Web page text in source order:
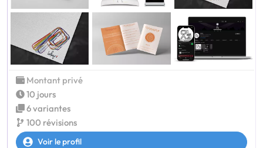
Montant privé
10 jours
6 variantes
100 révisions
Voir le profil